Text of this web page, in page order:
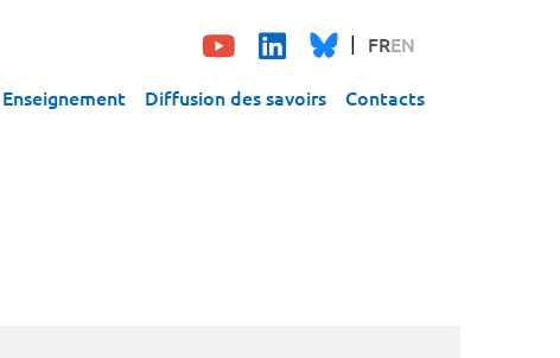
FREN
Enseignement Diffusion des savoirs Contacts